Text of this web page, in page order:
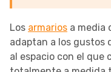
Los armarios a media
adaptan a los gustos
al espacio con el que